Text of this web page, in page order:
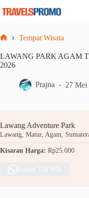
Tempat Wisata
LAWANG PARK AGAM
2026
Prajna 27 Mei
Lawang Adventure Park
Lawang, Matur, Agam,
Kisaran Harga: Rp25.000